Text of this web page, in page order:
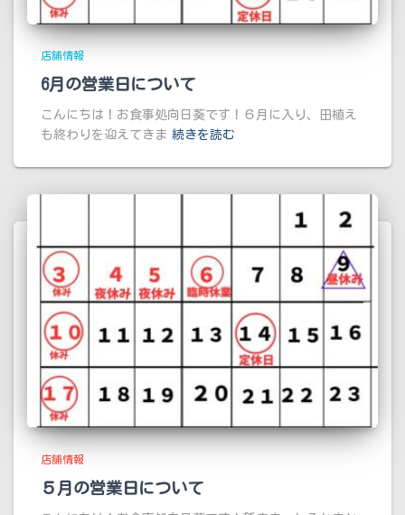
店舗情報
6月の営業日について
こんにちは！お食事処向日葵です！６月に入り、田植え
も終わりを迎えてきま 続きを読む
店舗情報
５月の営業日について